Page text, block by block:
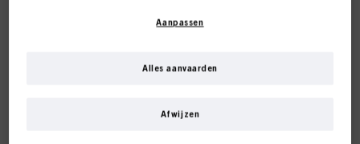
aangegeven in onze Gegevensbeschermingsverklaring waarnaar een link in
te meten en te optimaliseren, om u
website en uw commerciële interacties met ons (respectievelijk het bedrijf
waarvoor u werkt) analyseren en op basis daarvan uw aankopen van onze
Aanpassen
Afwijzen
Alles aanvaarden